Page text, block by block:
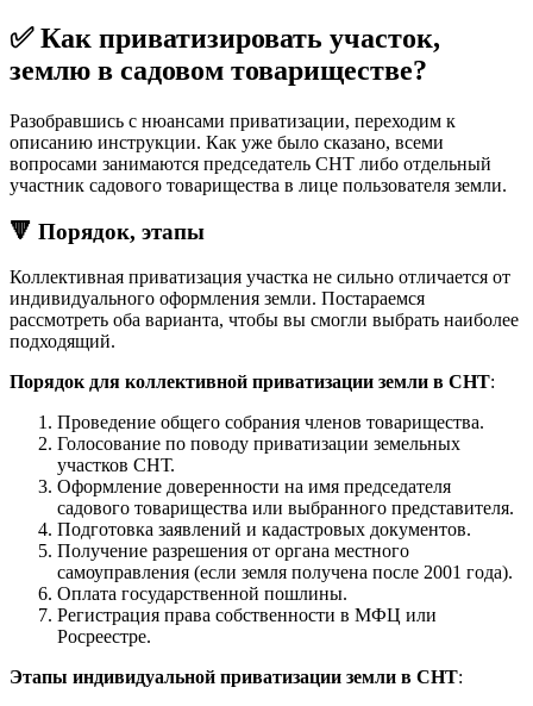
✅ Как приватизировать участок,
землю в садовом товариществе?
Разобравшись с нюансами приватизации, переходим к
описанию инструкции. Как уже было сказано, всеми
вопросами занимаются председатель СНТ либо отдельный
участник садового товарищества в лице пользователя земли.
🔻 Порядок, этапы
Коллективная приватизация участка не сильно отличается от
индивидуального оформления земли. Постараемся
рассмотреть оба варианта, чтобы вы смогли выбрать наиболее
подходящий.
Порядок для коллективной приватизации земли в СНТ:
Проведение общего собрания членов товарищества.
Голосование по поводу приватизации земельных
участков СНТ.
Оформление доверенности на имя председателя
садового товарищества или выбранного представителя.
Подготовка заявлений и кадастровых документов.
Получение разрешения от органа местного
самоуправления (если земля получена после 2001 года).
Оплата государственной пошлины.
Регистрация права собственности в МФЦ или
Росреестре.
Этапы индивидуальной приватизации земли в СНТ: